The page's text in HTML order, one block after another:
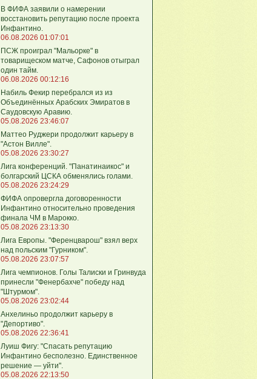
В ФИФА заявили о намерении
восстановить репутацию после проекта
Инфантино.
06.08.2026 01:07:01
ПСЖ проиграл "Мальорке" в
товарищеском матче, Сафонов отыграл
один тайм.
06.08.2026 00:12:16
Набиль Фекир перебрался из из
Объединённых Арабских Эмиратов в
Саудовскую Аравию.
05.08.2026 23:46:07
Маттео Руджери продолжит карьеру в
"Астон Вилле".
05.08.2026 23:30:27
Лига конференций. "Панатинаикос" и
болгарский ЦСКА обменялись голами.
05.08.2026 23:24:29
ФИФА опровергла договоренности
Инфантино относительно проведения
финала ЧМ в Марокко.
05.08.2026 23:13:30
Лига Европы. "Ференцварош" взял верх
над польским "Гурником".
05.08.2026 23:07:57
Лига чемпионов. Голы Талиски и Гринвуда
принесли "Фенербахче" победу над
"Штурмом".
05.08.2026 23:02:44
Анхелиньо продолжит карьеру в
"Депортиво".
05.08.2026 22:36:41
Луиш Фигу: "Спасать репутацию
Инфантино бесполезно. Единственное
решение — уйти".
05.08.2026 22:13:50